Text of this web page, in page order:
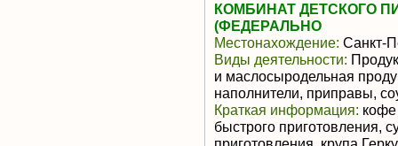
КОМБИНАТ ДЕТСКОГО
(ФЕДЕРАЛЬНО
Местонахождение: Санкт-
Виды деятельности:
и маслосыродельная
наполнители, приправы,
Краткая информация:
быстрого приготовления,